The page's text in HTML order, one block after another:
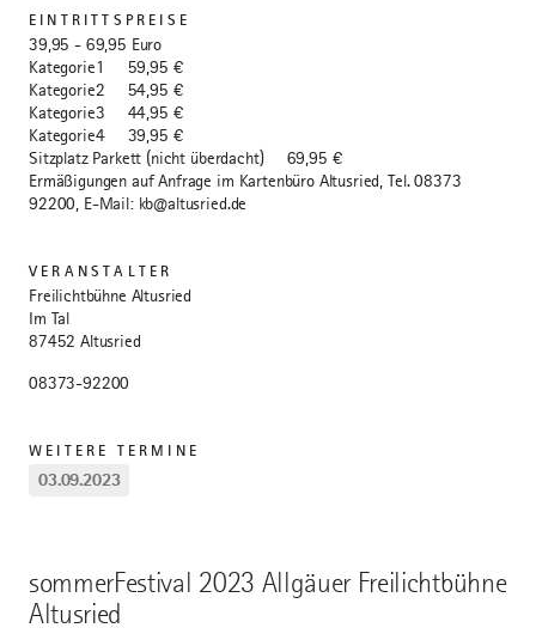
sommerFestival 2023 Allgäuer Freilichtbühne
Altusried
EINTRITTSPREISE
39,95 - 69,95 Euro
Kategorie1 59,95 €
Kategorie2 54,95 €
Kategorie3 44,95 €
Kategorie4 39,95 €
Sitzplatz Parkett (nicht überdacht) 69,95 €
Ermäßigungen auf Anfrage im Kartenbüro Altusried, Tel. 08373
92200, E-Mail: kb@altusried.de
VERANSTALTER
Freilichtbühne Altusried
Im Tal
87452 Altusried
08373-92200
WEITERE TERMINE
03.09.2023